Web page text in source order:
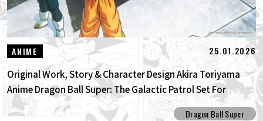
ANIME 25.01.2026
Original Work, Story & Character Design Akira Toriyama
Anime Dragon Ball Super: The Galactic Patrol Set For
Production!
Dragon Ball Super